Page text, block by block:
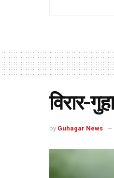
विरार-
by Guhagar News